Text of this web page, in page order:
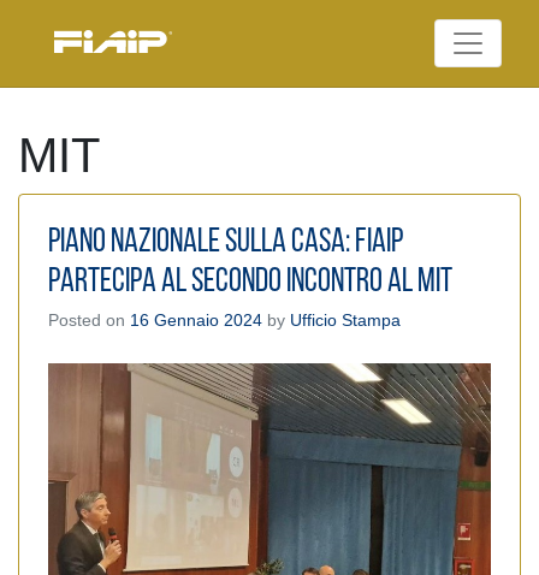
Federazione Italiana
MIT
Piano nazionale sulla Casa: Fiaip
partecipa al secondo incontro al MIT
Posted on 16 Gennaio 2024 by Ufficio Stampa